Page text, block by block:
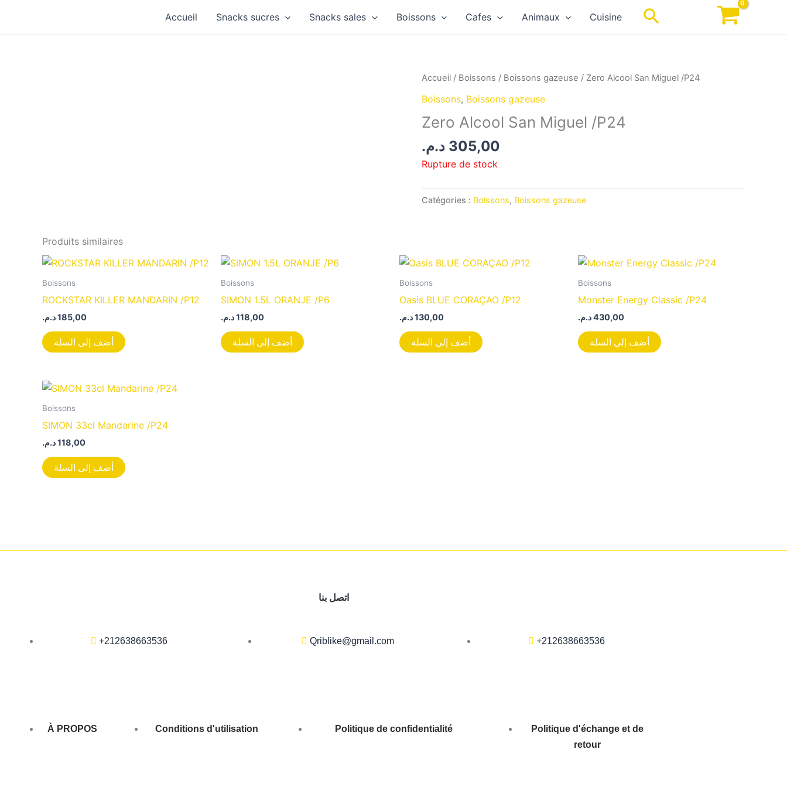
contenu
Accueil Snacks sucres Snacks sales Boissons Cafes Animaux Cuisine Rechercher
Accueil / Boissons / Boissons gazeuse / Zero Alcool San Miguel /P24
Boissons, Boissons gazeuse
Zero Alcool San Miguel /P24
305,00 د.م.
Rupture de stock
Catégories : Boissons, Boissons gazeuse
Produits similaires
Boissons
ROCKSTAR KILLER MANDARIN /P12
185,00د.م.
أضف إلى السلة
Boissons
SIMON 1.5L ORANJE /P6
118,00د.م.
أضف إلى السلة
Boissons
Oasis BLUE CORAÇAO /P12
130,00د.م.
أضف إلى السلة
Boissons
Monster Energy Classic /P24
430,00د.م.
أضف إلى السلة
Boissons
SIMON 33cl Mandarine /P24
118,00د.م.
أضف إلى السلة
اتصل بنا
+212638663536 Qriblike@gmail.com +212638663536
À PROPOS Conditions d'utilisation Politique de confidentialité
Politique d'échange et de
retour